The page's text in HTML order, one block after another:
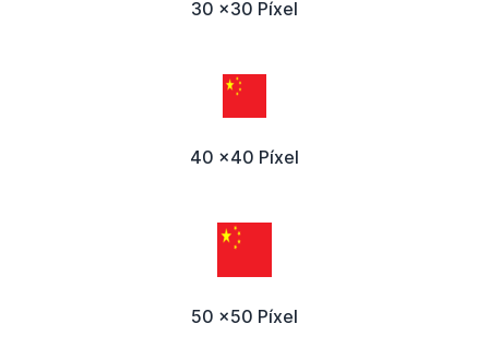
30 x30 Píxel
40 x40 Píxel
50 x50 Píxel